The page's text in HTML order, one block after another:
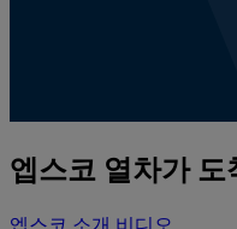
엡스코 열차가 도
엡스코 소개 비디오